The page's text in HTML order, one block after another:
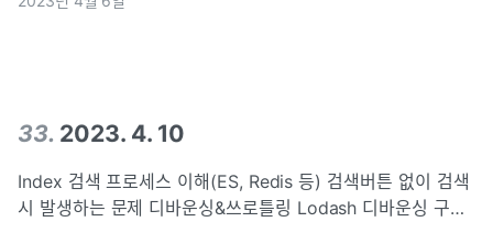
33. 2023. 4. 10
Index 검색 프로세스 이해(ES, Redis 등) 검색버튼 없이 검색
시 발생하는 문제 디바운싱&쓰로틀링 Lodash 디바운싱 구현